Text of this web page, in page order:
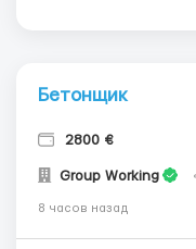
Бетонщик
2800 €
Group Working
8 часов назад